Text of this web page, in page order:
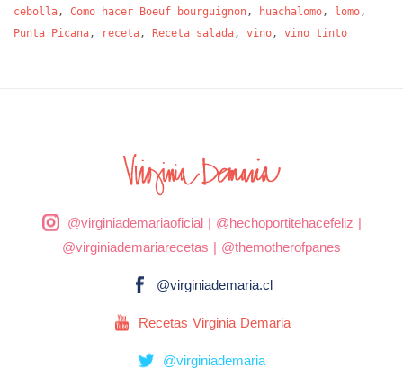
cebolla, Como hacer Boeuf bourguignon, huachalomo, lomo,
Punta Picana, receta, Receta salada, vino, vino tinto
@virginiademariaoficial| @hechoportitehacefeliz |
@virginiademariarecetas | @themotherofpanes
@virginiademaria.cl
Recetas Virginia Demaria
@virginiademaria